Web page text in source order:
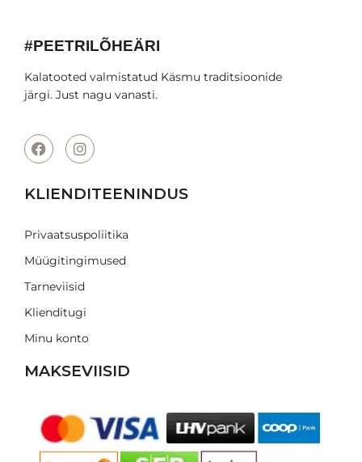
#PEETRILÕHEÄRI
Kalatooted valmistatud Käsmu traditsioonide
järgi. Just nagu vanasti.
KLIENDITEENINDUS
Privaatsuspoliitika
Müügitingimused
Tarneviisid
Klienditugi
Minu konto
MAKSEVIISID